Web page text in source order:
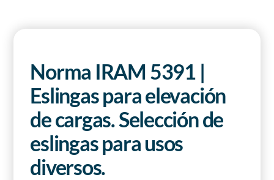
Norma IRAM 5391 |
Eslingas para elevación
de cargas. Selección de
eslingas para usos
diversos.